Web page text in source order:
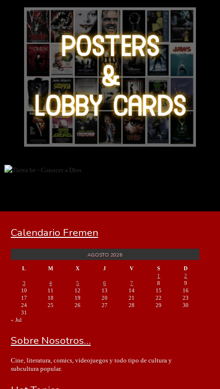
Calendario Fremen
AGOSTO 2026
L M X J V S
D
1
2
3
4 5 6 7 8
9
10
11 12 13 14 15
16
17
18 19 20 21 22
23
24
25 26 27 28 29
30
31
« Jul
Sobre Nosotros…
Cine, literatura, comics, videojuegos y todo tipo de cultura y
subcultura popular.